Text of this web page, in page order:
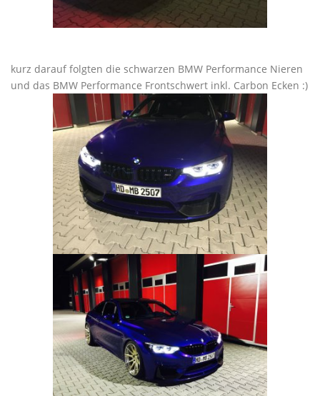
kurz darauf folgten die schwarzen BMW Performance Nieren
und das BMW Performance Frontschwert inkl. Carbon Ecken :)